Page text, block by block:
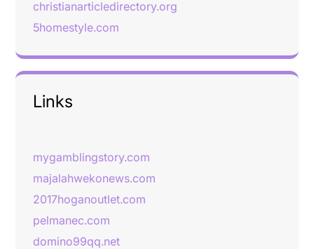
christianarticledirectory.org
5homestyle.com
Links
mygamblingstory.com
majalahwekonews.com
2017hoganoutlet.com
pelmanec.com
domino99qq.net